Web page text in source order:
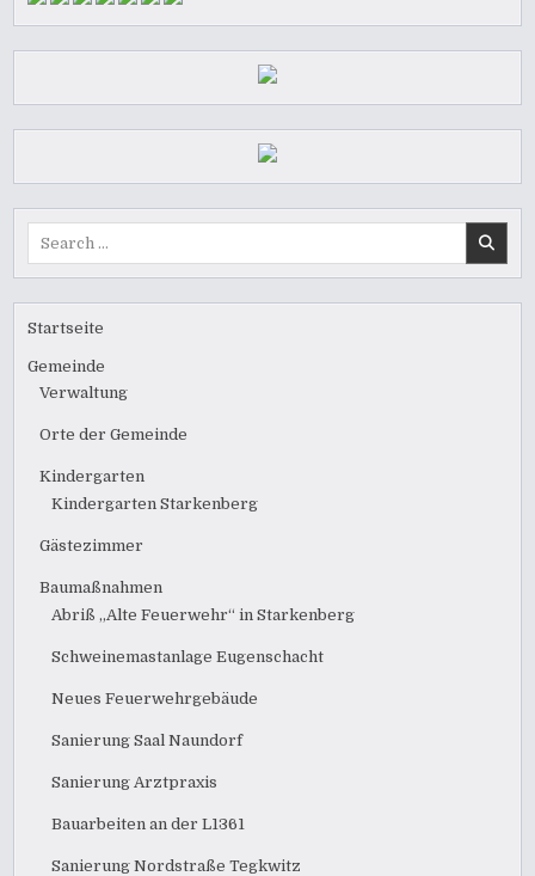
Startseite
Gemeinde
Verwaltung
Orte der Gemeinde
Kindergarten
Kindergarten Starkenberg
Gästezimmer
Baumaßnahmen
Abriß „Alte Feuerwehr“ in Starkenberg
Schweinemastanlage Eugenschacht
Neues Feuerwehrgebäude
Sanierung Saal Naundorf
Sanierung Arztpraxis
Bauarbeiten an der L1361
Sanierung Nordstraße Tegkwitz